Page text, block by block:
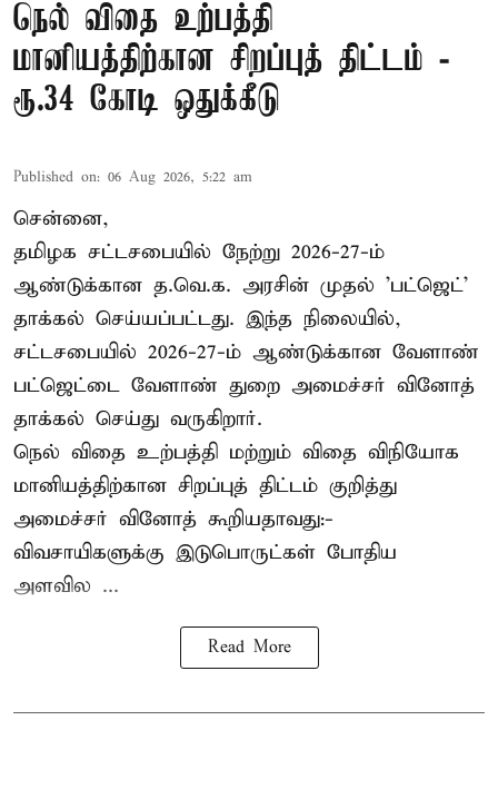
நெல் விதை உற்பத்தி
மானியத்திற்கான சிறப்புத் திட்டம் -
ரூ.34 கோடி ஒதுக்கீடு
Published on: 06 Aug 2026, 5:22 am
சென்னை,
தமிழக சட்டசபையில் நேற்று 2026-27-ம்
ஆண்டுக்கான த.வெ.க. அரசின் முதல் 'பட்ஜெட்'
தாக்கல் செய்யப்பட்டது. இந்த நிலையில்,
சட்டசபையில் 2026-27-ம் ஆண்டுக்கான வேளாண்
பட்ஜெட்டை வேளாண் துறை அமைச்சர் வினோத்
தாக்கல் செய்து வருகிறார்.
நெல் விதை உற்பத்தி மற்றும் விதை விநியோக
மானியத்திற்கான சிறப்புத் திட்டம் குறித்து
அமைச்சர் வினோத் கூறியதாவது:-
விவசாயிகளுக்கு இடுபொருட்கள் போதிய
அளவில ...
Read More